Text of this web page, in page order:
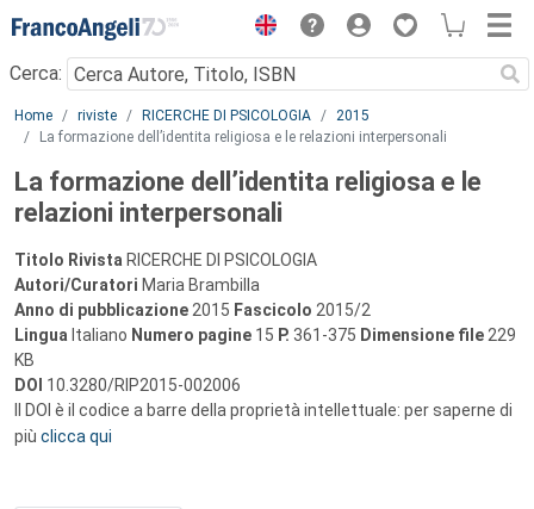
Menu
Cerca:
Main content
Home riviste RICERCHE DI PSICOLOGIA
2015
La formazione dell’identita religiosa e le relazioni interpersonali
La formazione dell’identita religiosa e le
relazioni interpersonali
Titolo Rivista RICERCHE DI PSICOLOGIA
Autori/Curatori Maria Brambilla
Anno di pubblicazione 2015 Fascicolo 2015/2
Lingua Italiano Numero pagine 15 P. 361-375 Dimensione file 229
KB
DOI 10.3280/RIP2015-002006
Il DOI è il codice a barre della proprietà intellettuale: per saperne di
più clicca qui